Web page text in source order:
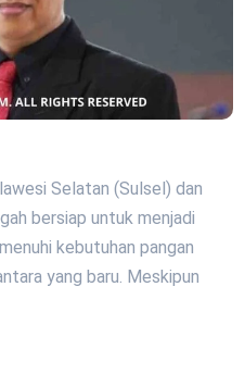
Selatan (Sulsel) dan
bersiap untuk menjadi
kebutuhan pangan
yang baru. Meskipun